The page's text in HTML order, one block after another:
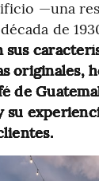
—una
de
sus
originales,
de
su